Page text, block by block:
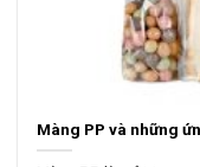
Màng PP và những